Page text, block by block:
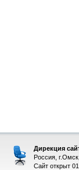
Дирекция
Россия,
Сайт открыт